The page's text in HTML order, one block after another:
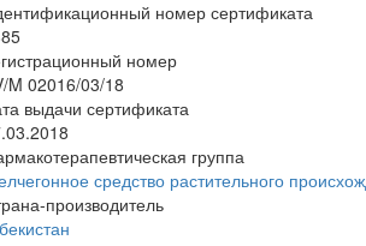
номер сертификата
номер
M 02016/03/18
выдачи сертификата
группа
средство растительного
производитель